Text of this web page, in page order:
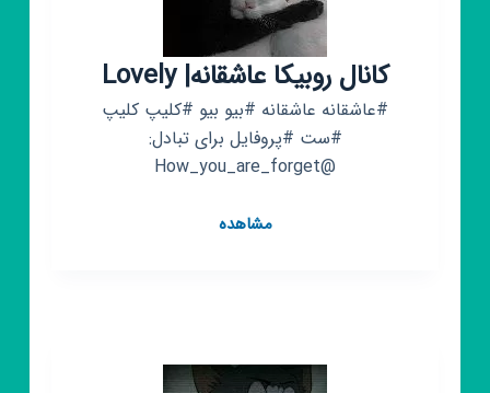
کانال روبیکا عاشقانه| Lovely
#عاشقانه عاشقانه #بیو بیو #کلیپ کلیپ
#ست #پروفایل برای تبادل:
@How_you_are_forget
مشاهدهکانال